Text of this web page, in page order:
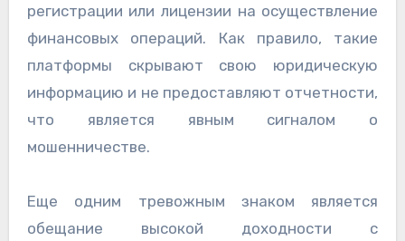
регистрации или лицензии на осуществление
финансовых операций. Как правило, такие
платформы скрывают свою юридическую
информацию и не предоставляют отчетности,
что является явным сигналом о
мошенничестве.
Еще одним тревожным знаком является
обещание высокой доходности с